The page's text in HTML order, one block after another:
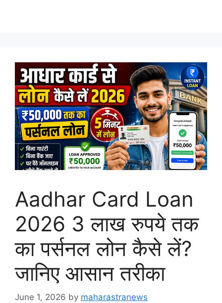
Aadhar Card Loan
2026 3 लाख रुपये तक
का पर्सनल लोन कैसे लें?
जानिए आसान तरीका
June 1, 2026 by maharastranews